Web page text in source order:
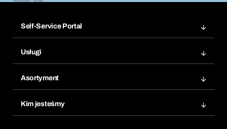
Self-Service Portal
Ponowne zamówienie
Zamówienia cykliczne
Najczęściej zadawane pytania
Usługi
Chemiczna baza danych
eProcurement
Asortyment
Kim jesteśmy